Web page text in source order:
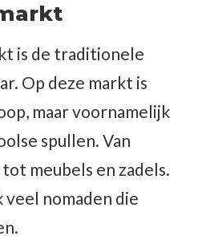
is de traditionele
Op deze markt is
maar voornamelijk
spullen. Van
meubels en zadels.
veel nomaden die